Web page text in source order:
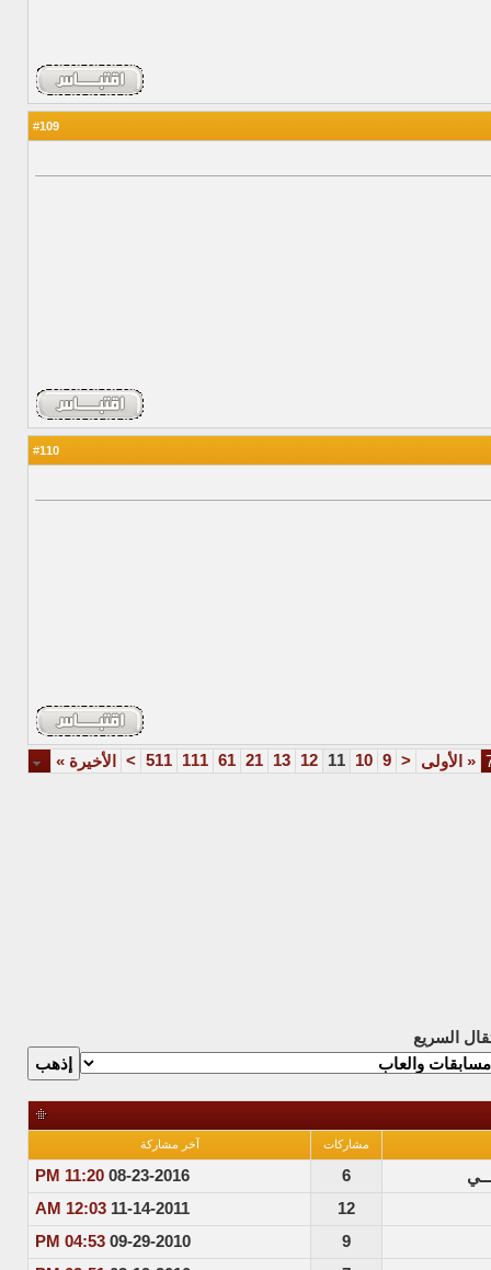
109
110
« الأولى <
9
10
11
12
13
21
61
111
511
> الأخيرة »
السريع
مشاركات آخر مشاركة
6
08-23-2016
11:20 PM
12
11-14-2011
12:03 AM
9
09-29-2010
04:53 PM